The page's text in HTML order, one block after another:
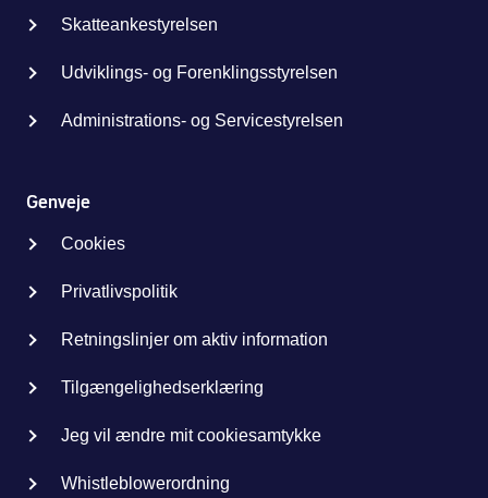
Skatteankestyrelsen
Udviklings- og Forenklingsstyrelsen
Administrations- og Servicestyrelsen
Genveje
Cookies
Privatlivspolitik
Retningslinjer om aktiv information
Tilgængelighedserklæring
Jeg vil ændre mit cookiesamtykke
Whistleblowerordning